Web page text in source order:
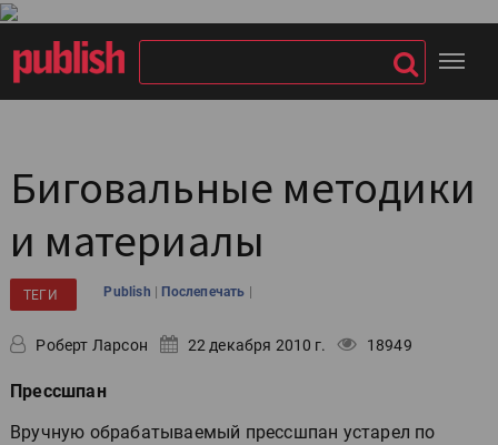
Биговальные методики
и материалы
ТЕГИ Publish |Послепечать |
Роберт Ларсон 22 декабря 2010 г. 18949
Прессшпан
Вручную обрабатываемый прессшпан устарел по